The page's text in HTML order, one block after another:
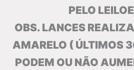
PELO
OBS. LANCES
AMARELO ( ÚLTIMOS
PODEM OU NÃO